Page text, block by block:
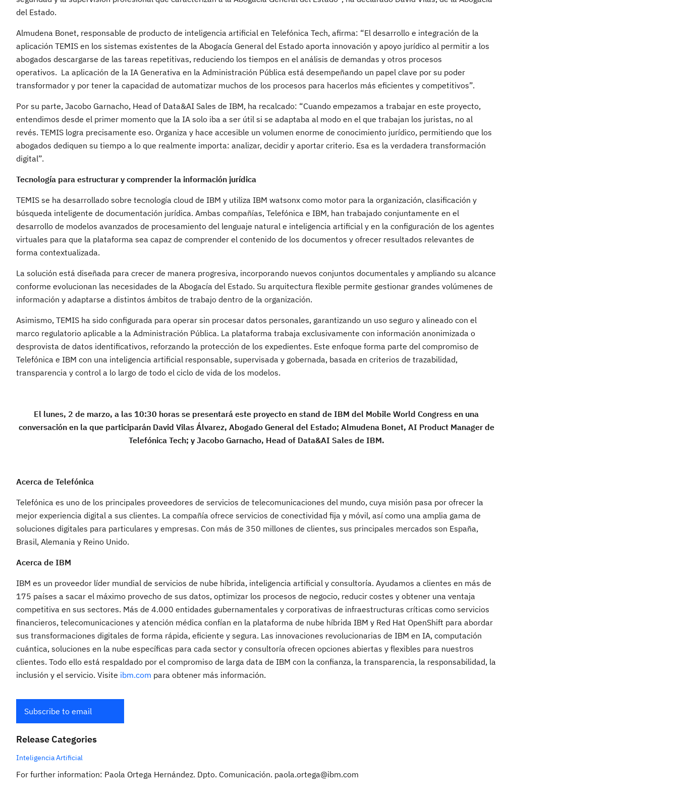
del Estado.
Almudena Bonet, responsable de producto de inteligencia artificial en Telefónica Tech, afirma: “El desarrollo e integración de la
aplicación TEMIS en los sistemas existentes de la Abogacía General del Estado aporta innovación y apoyo jurídico al permitir a los
abogados descargarse de las tareas repetitivas, reduciendo los tiempos en el análisis de demandas y otros procesos
operativos. La aplicación de la IA Generativa en la Administración Pública está desempeñando un papel clave por su poder
transformador y por tener la capacidad de automatizar muchos de los procesos para hacerlos más eficientes y competitivos”.
Por su parte, Jacobo Garnacho, Head of Data&AI Sales de IBM, ha recalcado: “Cuando empezamos a trabajar en este proyecto,
entendimos desde el primer momento que la IA solo iba a ser útil si se adaptaba al modo en el que trabajan los juristas, no al
revés. TEMIS logra precisamente eso. Organiza y hace accesible un volumen enorme de conocimiento jurídico, permitiendo que los
abogados dediquen su tiempo a lo que realmente importa: analizar, decidir y aportar criterio. Esa es la verdadera transformación
digital”.
Tecnología para estructurar y comprender la información jurídica
TEMIS se ha desarrollado sobre tecnología cloud de IBM y utiliza IBM watsonx como motor para la organización, clasificación y
búsqueda inteligente de documentación jurídica. Ambas compañías, Telefónica e IBM, han trabajado conjuntamente en el
desarrollo de modelos avanzados de procesamiento del lenguaje natural e inteligencia artificial y en la configuración de los agentes
virtuales para que la plataforma sea capaz de comprender el contenido de los documentos y ofrecer resultados relevantes de
forma contextualizada.
La solución está diseñada para crecer de manera progresiva, incorporando nuevos conjuntos documentales y ampliando su alcance
conforme evolucionan las necesidades de la Abogacía del Estado. Su arquitectura flexible permite gestionar grandes volúmenes de
información y adaptarse a distintos ámbitos de trabajo dentro de la organización.
Asimismo, TEMIS ha sido configurada para operar sin procesar datos personales, garantizando un uso seguro y alineado con el
marco regulatorio aplicable a la Administración Pública. La plataforma trabaja exclusivamente con información anonimizada o
desprovista de datos identificativos, reforzando la protección de los expedientes. Este enfoque forma parte del compromiso de
Telefónica e IBM con una inteligencia artificial responsable, supervisada y gobernada, basada en criterios de trazabilidad,
transparencia y control a lo largo de todo el ciclo de vida de los modelos.
El lunes, 2 de marzo, a las 10:30 horas se presentará este proyecto en stand de IBM del Mobile World Congress en una
conversación en la que participarán David Vilas Álvarez, Abogado General del Estado; Almudena Bonet, AI Product Manager de
Telefónica Tech; y Jacobo Garnacho, Head of Data&AI Sales de IBM.
Acerca de Telefónica
Telefónica es uno de los principales proveedores de servicios de telecomunicaciones del mundo, cuya misión pasa por ofrecer la
mejor experiencia digital a sus clientes. La compañía ofrece servicios de conectividad fija y móvil, así como una amplia gama de
soluciones digitales para particulares y empresas. Con más de 350 millones de clientes, sus principales mercados son España,
Brasil, Alemania y Reino Unido.
Acerca de IBM
IBM es un proveedor líder mundial de servicios de nube híbrida, inteligencia artificial y consultoría. Ayudamos a clientes en más de
175 países a sacar el máximo provecho de sus datos, optimizar los procesos de negocio, reducir costes y obtener una ventaja
competitiva en sus sectores. Más de 4.000 entidades gubernamentales y corporativas de infraestructuras críticas como servicios
financieros, telecomunicaciones y atención médica confían en la plataforma de nube híbrida IBM y Red Hat OpenShift para abordar
sus transformaciones digitales de forma rápida, eficiente y segura. Las innovaciones revolucionarias de IBM en IA, computación
cuántica, soluciones en la nube específicas para cada sector y consultoría ofrecen opciones abiertas y flexibles para nuestros
clientes. Todo ello está respaldado por el compromiso de larga data de IBM con la confianza, la transparencia, la responsabilidad, la
inclusión y el servicio. Visite ibm.com para obtener más información.
Subscribe to email
Release Categories
Inteligencia Artificial
For further information: Paola Ortega Hernández. Dpto. Comunicación. paola.ortega@ibm.com